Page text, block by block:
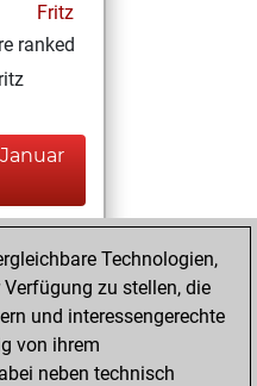
Fritz
ranked
of 32
Fritz
Elo
Technologien,
zu stellen, die
und interessengerechte
von ihrem
neben technisch